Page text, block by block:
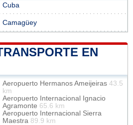
Cuba
Camagüey
EN
Aeropuerto Hermanos Ameijeiras 43.5
km
Aeropuerto Internacional Ignacio
Agramonte 65.6 km
Aeropuerto Internacional Sierra
Maestra 89.9 km